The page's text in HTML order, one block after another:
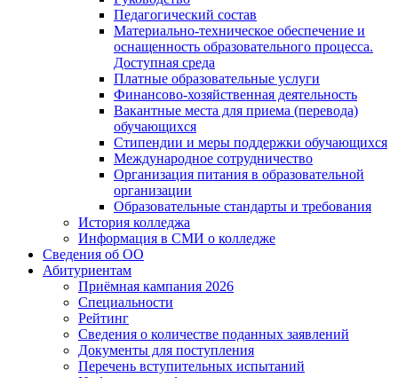
Педагогический состав
Материально-техническое обеспечение и
оснащенность образовательного процесса.
Доступная среда
Платные образовательные услуги
Финансово-хозяйственная деятельность
Вакантные места для приема (перевода)
обучающихся
Стипендии и меры поддержки обучающихся
Международное сотрудничество
Организация питания в образовательной
организации
Образовательные стандарты и требования
История колледжа
Информация в СМИ о колледже
Сведения об ОО
Абитуриентам
Приёмная кампания 2026
Специальности
Рейтинг
Сведения о количестве поданных заявлений
Документы для поступления
Перечень вступительных испытаний